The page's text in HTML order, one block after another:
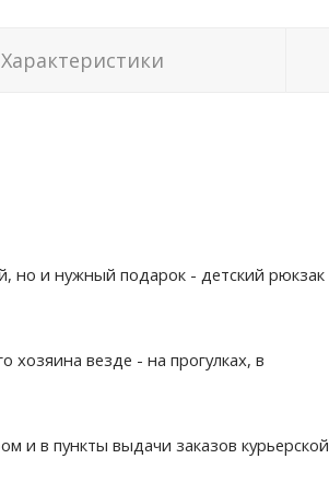
Характеристики
но и нужный подарок - детский рюкзак
хозяина везде - на прогулках, в
и в пункты выдачи заказов курьерской